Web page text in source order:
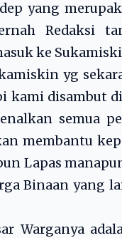
yang
Redaksi
ke
yg
kami disambut
semua
membantu
Lapas
Binaan yang
Warganya